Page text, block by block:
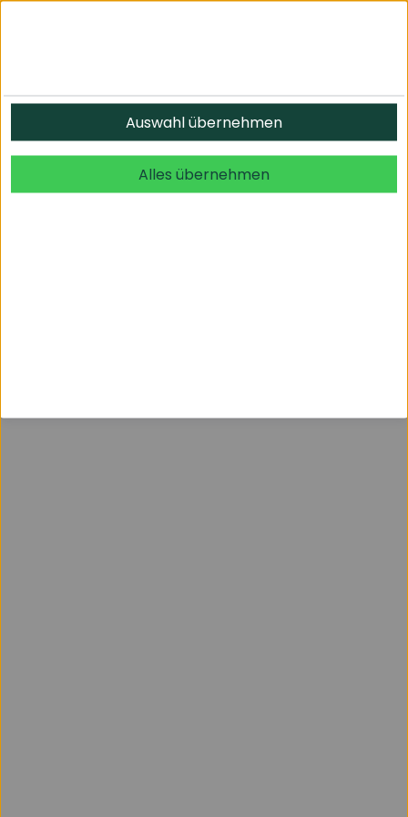
© 2026 undefined. alle Rechte vorbehalten.
Auswahl übernehmen
Alles übernehmen